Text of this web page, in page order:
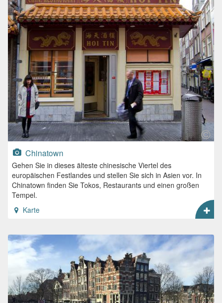
Chinatown
Gehen Sie in dieses älteste chinesische Viertel des
europäischen Festlandes und stellen Sie sich in Asien vor. In
Chinatown finden Sie Tokos, Restaurants und einen großen
Tempel.
Karte